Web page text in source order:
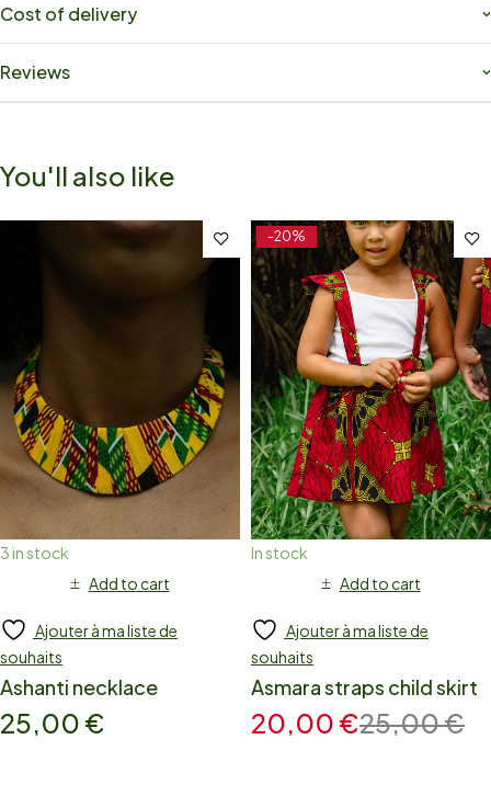
Cost of delivery
Reviews
You'll also like
3 in stock
Add to cart
Ajouter à ma liste de
souhaits
Ashanti necklace
25,00 €
-20%
In stock
Add to cart
Ajouter à ma liste de
souhaits
Asmara straps child skirt
25,00€
20,00 €